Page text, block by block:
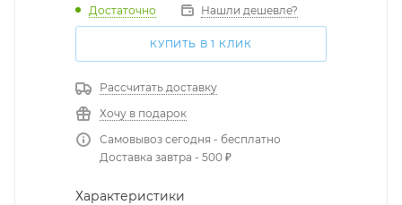
Достаточно Нашли дешевле?
КУПИТЬ В 1 КЛИК
Рассчитать доставку
Хочу в подарок
Самовывоз сегодня - бесплатно
Доставка завтра - 500 ₽
Характеристики